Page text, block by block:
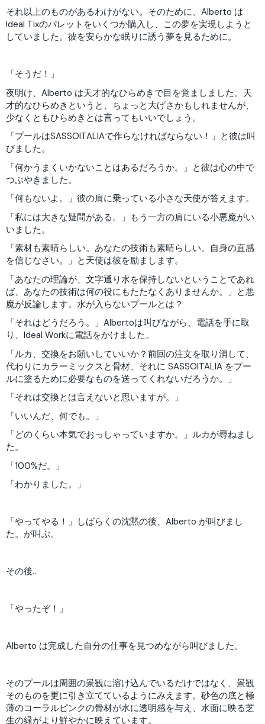
それ以上のものがあるわけがない。そのために、Alberto は
Ideal Tixのパレットをいくつか購入し、この夢を実現しようと
していました。彼を安らかな眠りに誘う夢を見るために。
「そうだ！」
夜明け、Alberto は天才的なひらめきで目を覚ましました。天
才的なひらめきというと、ちょっと大げさかもしれませんが、
少なくともひらめきとは言ってもいいでしょう。
「プールはSASSOITALIAで作らなければならない！」と彼は叫
びました。
「何かうまくいかないことはあるだろうか。」と彼は心の中で
つぶやきました。
「何もないよ。」彼の肩に乗っている小さな天使が答えます。
「私には大きな疑問がある。」もう一方の肩にいる小悪魔がい
いました。
「素材も素晴らしい。あなたの技術も素晴らしい。自身の直感
を信じなさい。」と天使は彼を励まします。
「あなたの理論が、文字通り水を保持しないということであれ
ば、あなたの技術は何の役にもたたなくありませんか。」と悪
魔が反論します。水が入らないプールとは？
「それはどうだろう。」Albertoは叫びながら、電話を手に取
り、Ideal Workに電話をかけました。
「ルカ、交換をお願いしていいか？前回の注文を取り消して、
代わりにカラーミックスと骨材、それに SASSOITALIA をプー
ルに塗るために必要なものを送ってくれないだろうか。」
「それは交換とは言えないと思いますが。」
「いいんだ、何でも。」
「どのくらい本気でおっしゃっていますか。」ルカが尋ねまし
た。
「100%だ。」
「わかりました。」
「やってやる！」しばらくの沈黙の後、Alberto が叫びまし
た。が叫ぶ。
その後…
「やったぞ！」
Alberto は完成した自分の仕事を見つめながら叫びました。
そのプールは周囲の景観に溶け込んでいるだけではなく、景観
そのものを更に引き立てているようにみえます。砂色の底と極
薄のコーラルピンクの骨材が水に透明感を与え、水面に映る芝
生の緑がより鮮やかに映えています。